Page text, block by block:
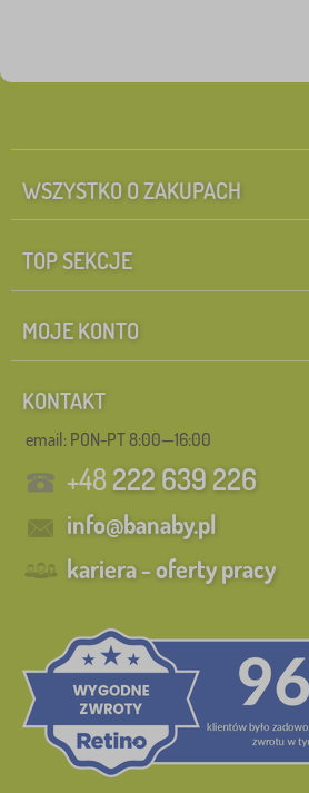
WSZYSTKO O ZAKUPACH
TOP SEKCJE
MOJE KONTO
KONTAKT
email: PON-PT 8:00—16:00
+48222 639 226
info@banaby.pl
kariera - oferty pracy